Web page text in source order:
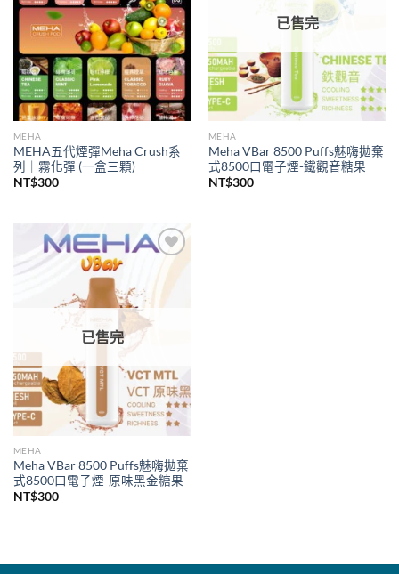
MEHA
MEHA五代煙彈Meha Crush系
列｜霧化彈 (一盒三顆)
NT$300
已售完
MEHA
Meha VBar 8500 Puffs魅嗨拋棄
式8500口電子煙-鐵觀音糖果
NT$300
已售完
MEHA
Meha VBar 8500 Puffs魅嗨拋棄
式8500口電子煙-原味黑金糖果
NT$300